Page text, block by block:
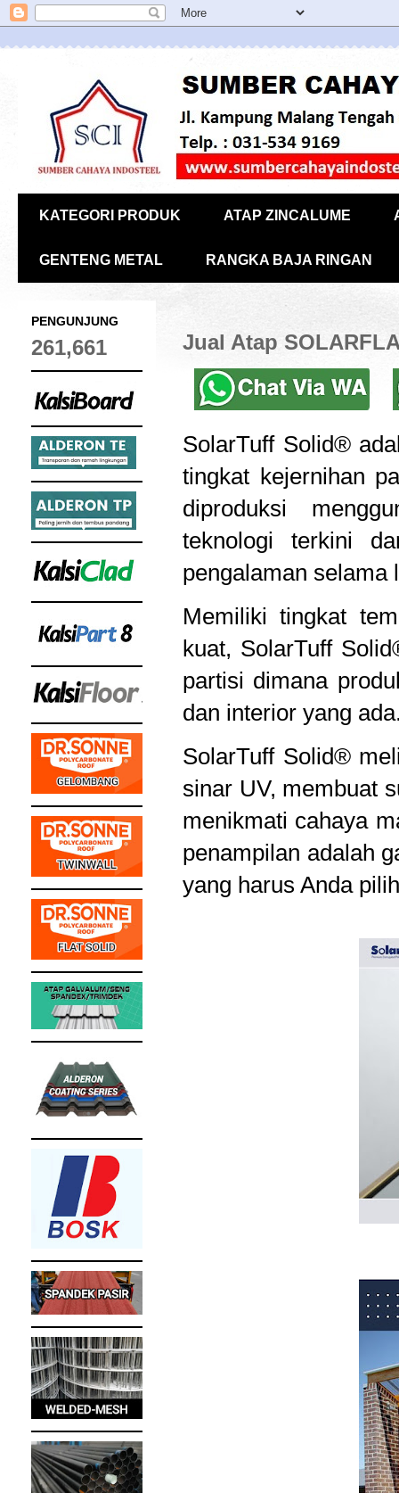
KATEGORI PRODUK ATAP ZINCALUME
GENTENG METAL RANGKA BAJA RINGAN
Jual Atap
SolarTuff Solid®
tingkat kejernihan
diproduksi
teknologi terkini
pengalaman
Memiliki tingkat
kuat, SolarTuff
partisi dimana
dan interior yang
SolarTuff Solid®
sinar UV, membuat
menikmati cahaya
penampilan adalah
yang harus Anda
PENGUNJUNG
261,661